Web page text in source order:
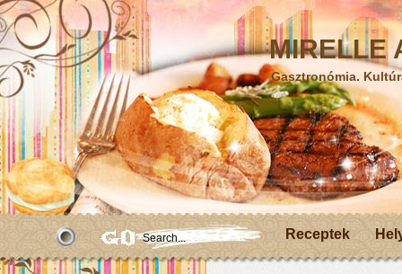
MIRELLE
Gasztronómia.
Receptek